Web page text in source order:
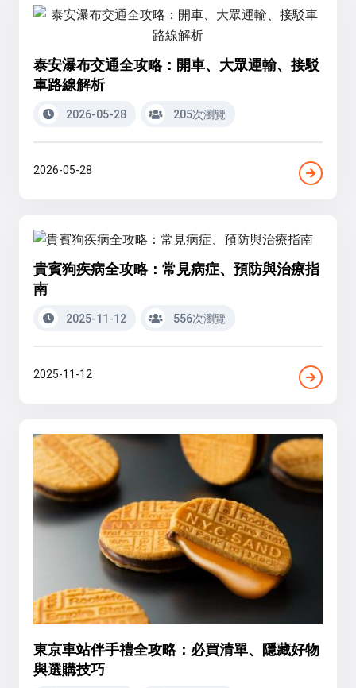
泰安瀑布交通全攻略：開車、大眾運輸、接駁
車路線解析
2026-05-28 205次瀏覽
2026-05-28
貴賓狗疾病全攻略：常見病症、預防與治療指
南
2025-11-12 556次瀏覽
2025-11-12
東京車站伴手禮全攻略：必買清單、隱藏好物
與選購技巧